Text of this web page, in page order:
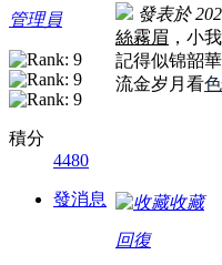
管理員
積分
4480
發消息
發表於
絲霧眉 ，小
記得似锦韶
流金岁月看
收藏
回復